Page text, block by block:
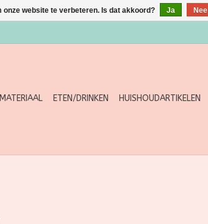
ETEN/DRINKEN HUISHOUDARTIKELEN
onze website te verbeteren. Is dat akkoord? Ja Nee